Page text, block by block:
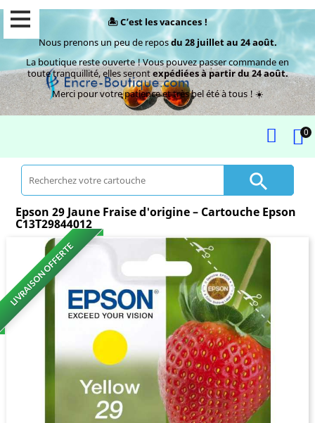
🏝️ C’est les vacances !
Nous prenons un peu de reposdu 28 juillet au 24 août.
La boutique reste ouverte ! Vous pouvez passer commande en
toute tranquillité, elles serontexpédiées à partir du 24 août.
Merci pour votre patience et très bel été à tous ! ☀️
0

Epson 29 Jaune Fraise d'origine – Cartouche Epson
C13T29844012
LIVRAISON OFFERTE